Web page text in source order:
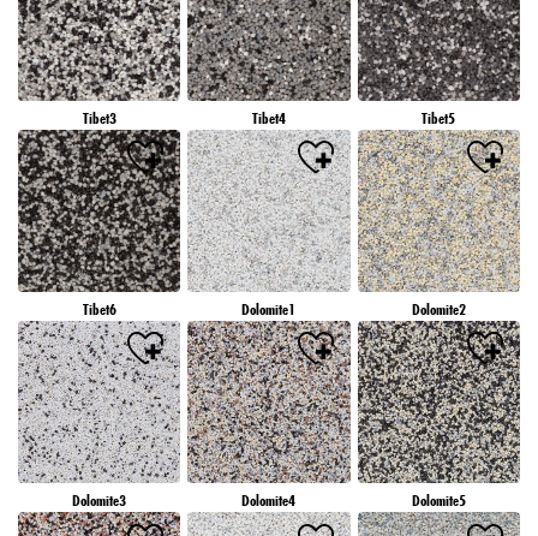
Tibet3 Tibet4 Tibet5
Tibet6 Dolomite1 Dolomite2
Dolomite3 Dolomite4 Dolomite5